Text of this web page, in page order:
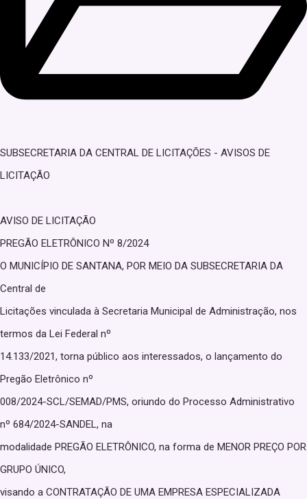
SUBSECRETARIA DA CENTRAL DE LICITAÇÕES - AVISOS DE
LICITAÇÃO
AVISO DE LICITAÇÃO
PREGÃO ELETRÔNICO Nº 8/2024
O MUNICÍPIO DE SANTANA, POR MEIO DA SUBSECRETARIA DA
Central de
Licitações vinculada à Secretaria Municipal de Administração, nos
termos da Lei Federal nº
14.133/2021, torna público aos interessados, o lançamento do
Pregão Eletrônico nº
008/2024-SCL/SEMAD/PMS, oriundo do Processo Administrativo
nº 684/2024-SANDEL, na
modalidade PREGÃO ELETRÔNICO, na forma de MENOR PREÇO POR
GRUPO ÚNICO,
visando a CONTRATAÇÃO DE UMA EMPRESA ESPECIALIZADA